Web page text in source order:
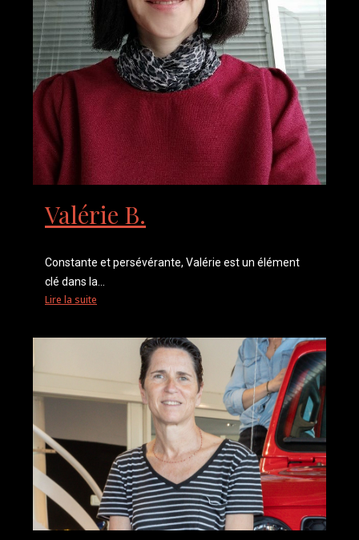
Valérie B.
Constante et persévérante, Valérie est un élément
clé dans la...
Lire la suite